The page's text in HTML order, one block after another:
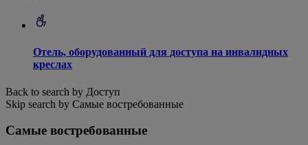
Отель, оборудованный для доступа на инвалидных
креслах
Back to search by Доступ
Skip search by Самые востребованные
Самые востребованные